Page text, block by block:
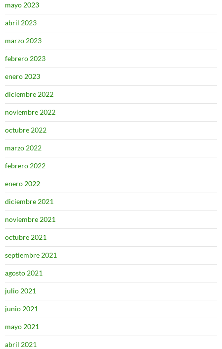
mayo 2023
abril 2023
marzo 2023
febrero 2023
enero 2023
diciembre 2022
noviembre 2022
octubre 2022
marzo 2022
febrero 2022
enero 2022
diciembre 2021
noviembre 2021
octubre 2021
septiembre 2021
agosto 2021
julio 2021
junio 2021
mayo 2021
abril 2021